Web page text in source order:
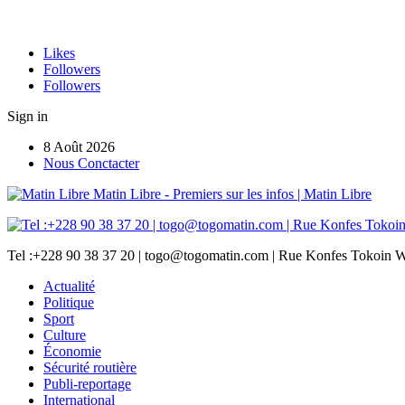
Likes
Followers
Followers
Sign in
8 Août 2026
Nous Conctacter
Matin Libre - Premiers sur les infos | Matin Libre
Tel :+228 90 38 37 20 | togo@togomatin.com | Rue Konfes Tokoin
Actualité
Politique
Sport
Culture
Économie
Sécurité routière
Publi-reportage
International